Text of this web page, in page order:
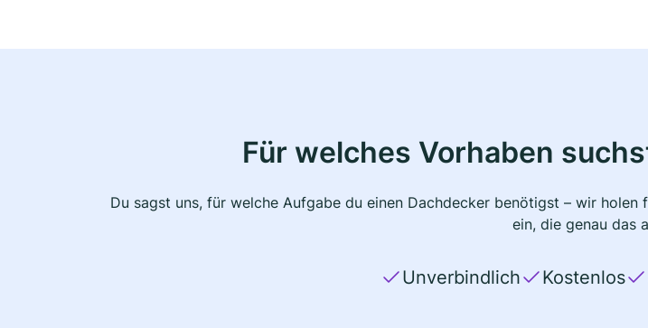
Für welches Vorhaben
Du sagst uns, für welche Aufgabe du einen Dachdecker benötigst – wir
ein, die genau das
Unverbindlich Kostenlos